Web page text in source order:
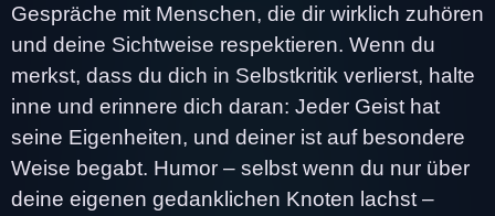
Gespräche mit Menschen, die dir wirklich zuhören
und deine Sichtweise respektieren. Wenn du
merkst, dass du dich in Selbstkritik verlierst, halte
inne und erinnere dich daran: Jeder Geist hat
seine Eigenheiten, und deiner ist auf besondere
Weise begabt. Humor – selbst wenn du nur über
deine eigenen gedanklichen Knoten lachst –